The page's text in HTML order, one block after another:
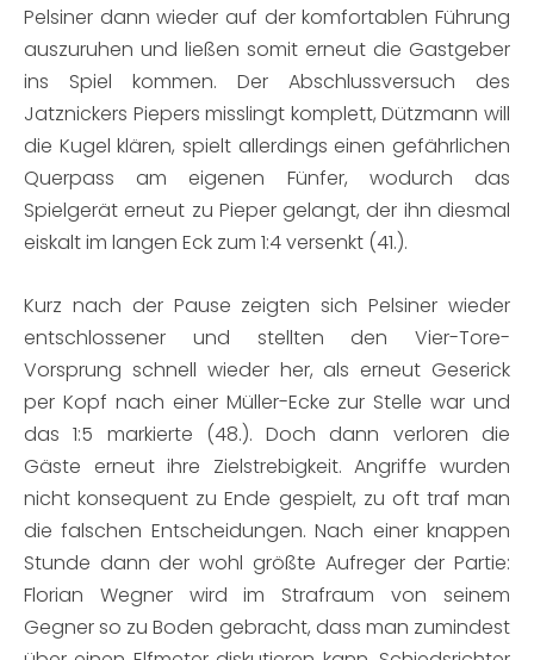
Pelsiner dann wieder auf der komfortablen Führung
auszuruhen und ließen somit erneut die Gastgeber
ins Spiel kommen. Der Abschlussversuch des
Jatznickers Piepers misslingt komplett, Dützmann will
die Kugel klären, spielt allerdings einen gefährlichen
Querpass am eigenen Fünfer, wodurch das
Spielgerät erneut zu Pieper gelangt, der ihn diesmal
eiskalt im langen Eck zum 1:4 versenkt (41.).
Kurz nach der Pause zeigten sich Pelsiner wieder
entschlossener und stellten den Vier-Tore-
Vorsprung schnell wieder her, als erneut Geserick
per Kopf nach einer Müller-Ecke zur Stelle war und
das 1:5 markierte (48.). Doch dann verloren die
Gäste erneut ihre Zielstrebigkeit. Angriffe wurden
nicht konsequent zu Ende gespielt, zu oft traf man
die falschen Entscheidungen. Nach einer knappen
Stunde dann der wohl größte Aufreger der Partie:
Florian Wegner wird im Strafraum von seinem
Gegner so zu Boden gebracht, dass man zumindest